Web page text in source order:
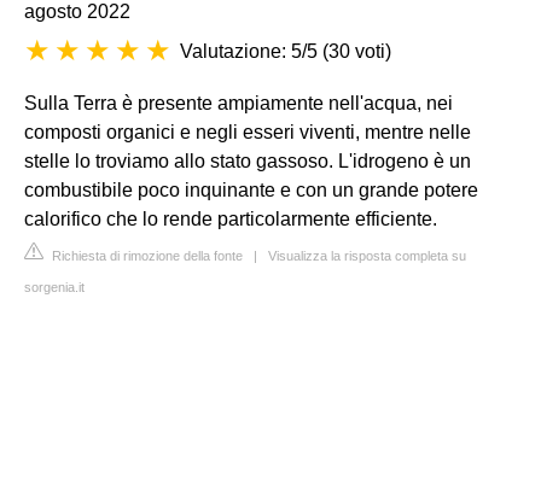
agosto 2022
Valutazione: 5/5 (30 voti)
Sulla Terra è presente ampiamente nell'acqua, nei
composti organici e negli esseri viventi, mentre nelle
stelle lo troviamo allo stato gassoso. L'idrogeno è un
combustibile poco inquinante e con un grande potere
calorifico che lo rende particolarmente efficiente.
Richiesta di rimozione della fonte | Visualizza la risposta completa su
sorgenia.it